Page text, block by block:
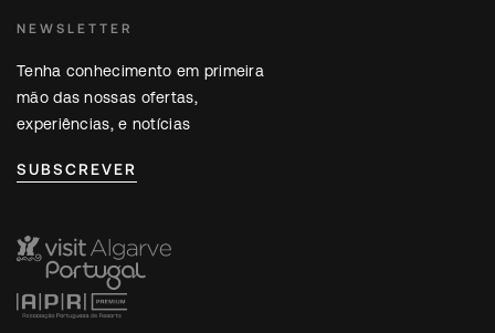
NEWSLETTER
Tenha conhecimento em primeira
mão das nossas ofertas,
experiências, e notícias
SUBSCREVER